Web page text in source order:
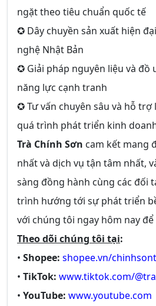
ngặt theo tiêu chuẩn quốc tế
✪ Dây chuyền sản xuất hiện
nghệ Nhật Bản
✪ Giải pháp nguyên liệu và đồ
năng lực cạnh tranh
✪ Tư vấn chuyên sâu và hỗ
quá trình phát triển kinh
Trà Chính Sơn cam kết mang
nhất và dịch vụ tận tâm nhất,
sàng đồng hành cùng các đối
trình hướng tới sự phát triển
với chúng tôi ngay hôm nay
Theo dõi chúng tôi tại:
• Shopee: shopee.vn/
• TikTok: www.tiktok.com/
• YouTube: www.youtube.com